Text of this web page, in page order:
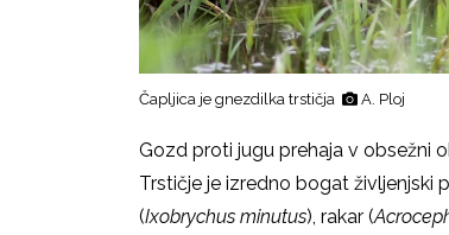
Čapljica je gnezdilka trstičja A. Ploj
Gozd proti jugu prehaja v obsežni
Trstičje je izredno bogat življenjski
(Ixobrychus minutus), rakar (